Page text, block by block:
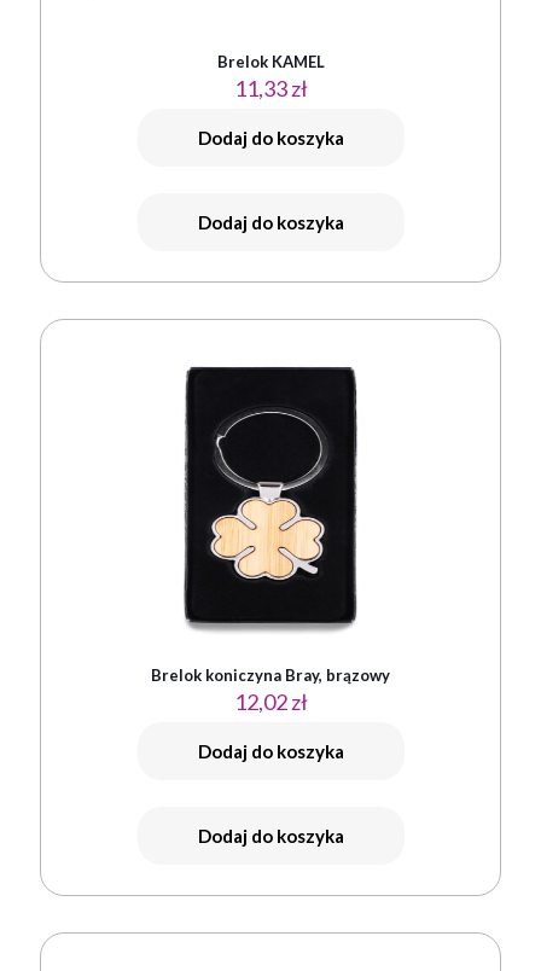
Brelok KAMEL
11,33zł
Dodaj do koszyka
Dodaj do koszyka
Brelok koniczyna Bray, brązowy
12,02zł
Dodaj do koszyka
Dodaj do koszyka